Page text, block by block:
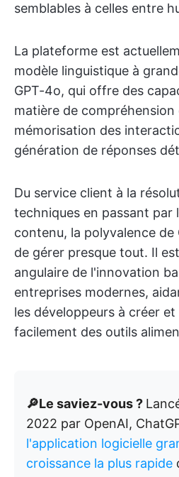
semblables à celles entre
La plateforme est
modèle linguistique à
GPT-4o, qui offre des
matière de
mémorisation des
génération de réponses
Du service client à la
techniques en passant par
contenu, la polyvalence de
de gérer presque tout. Il
angulaire de l'innovation
entreprises modernes,
les développeurs à créer
facilement des outils
🔎Le saviez-vous ?
2022 par OpenAI,
l'application logicielle
croissance la plus rapide